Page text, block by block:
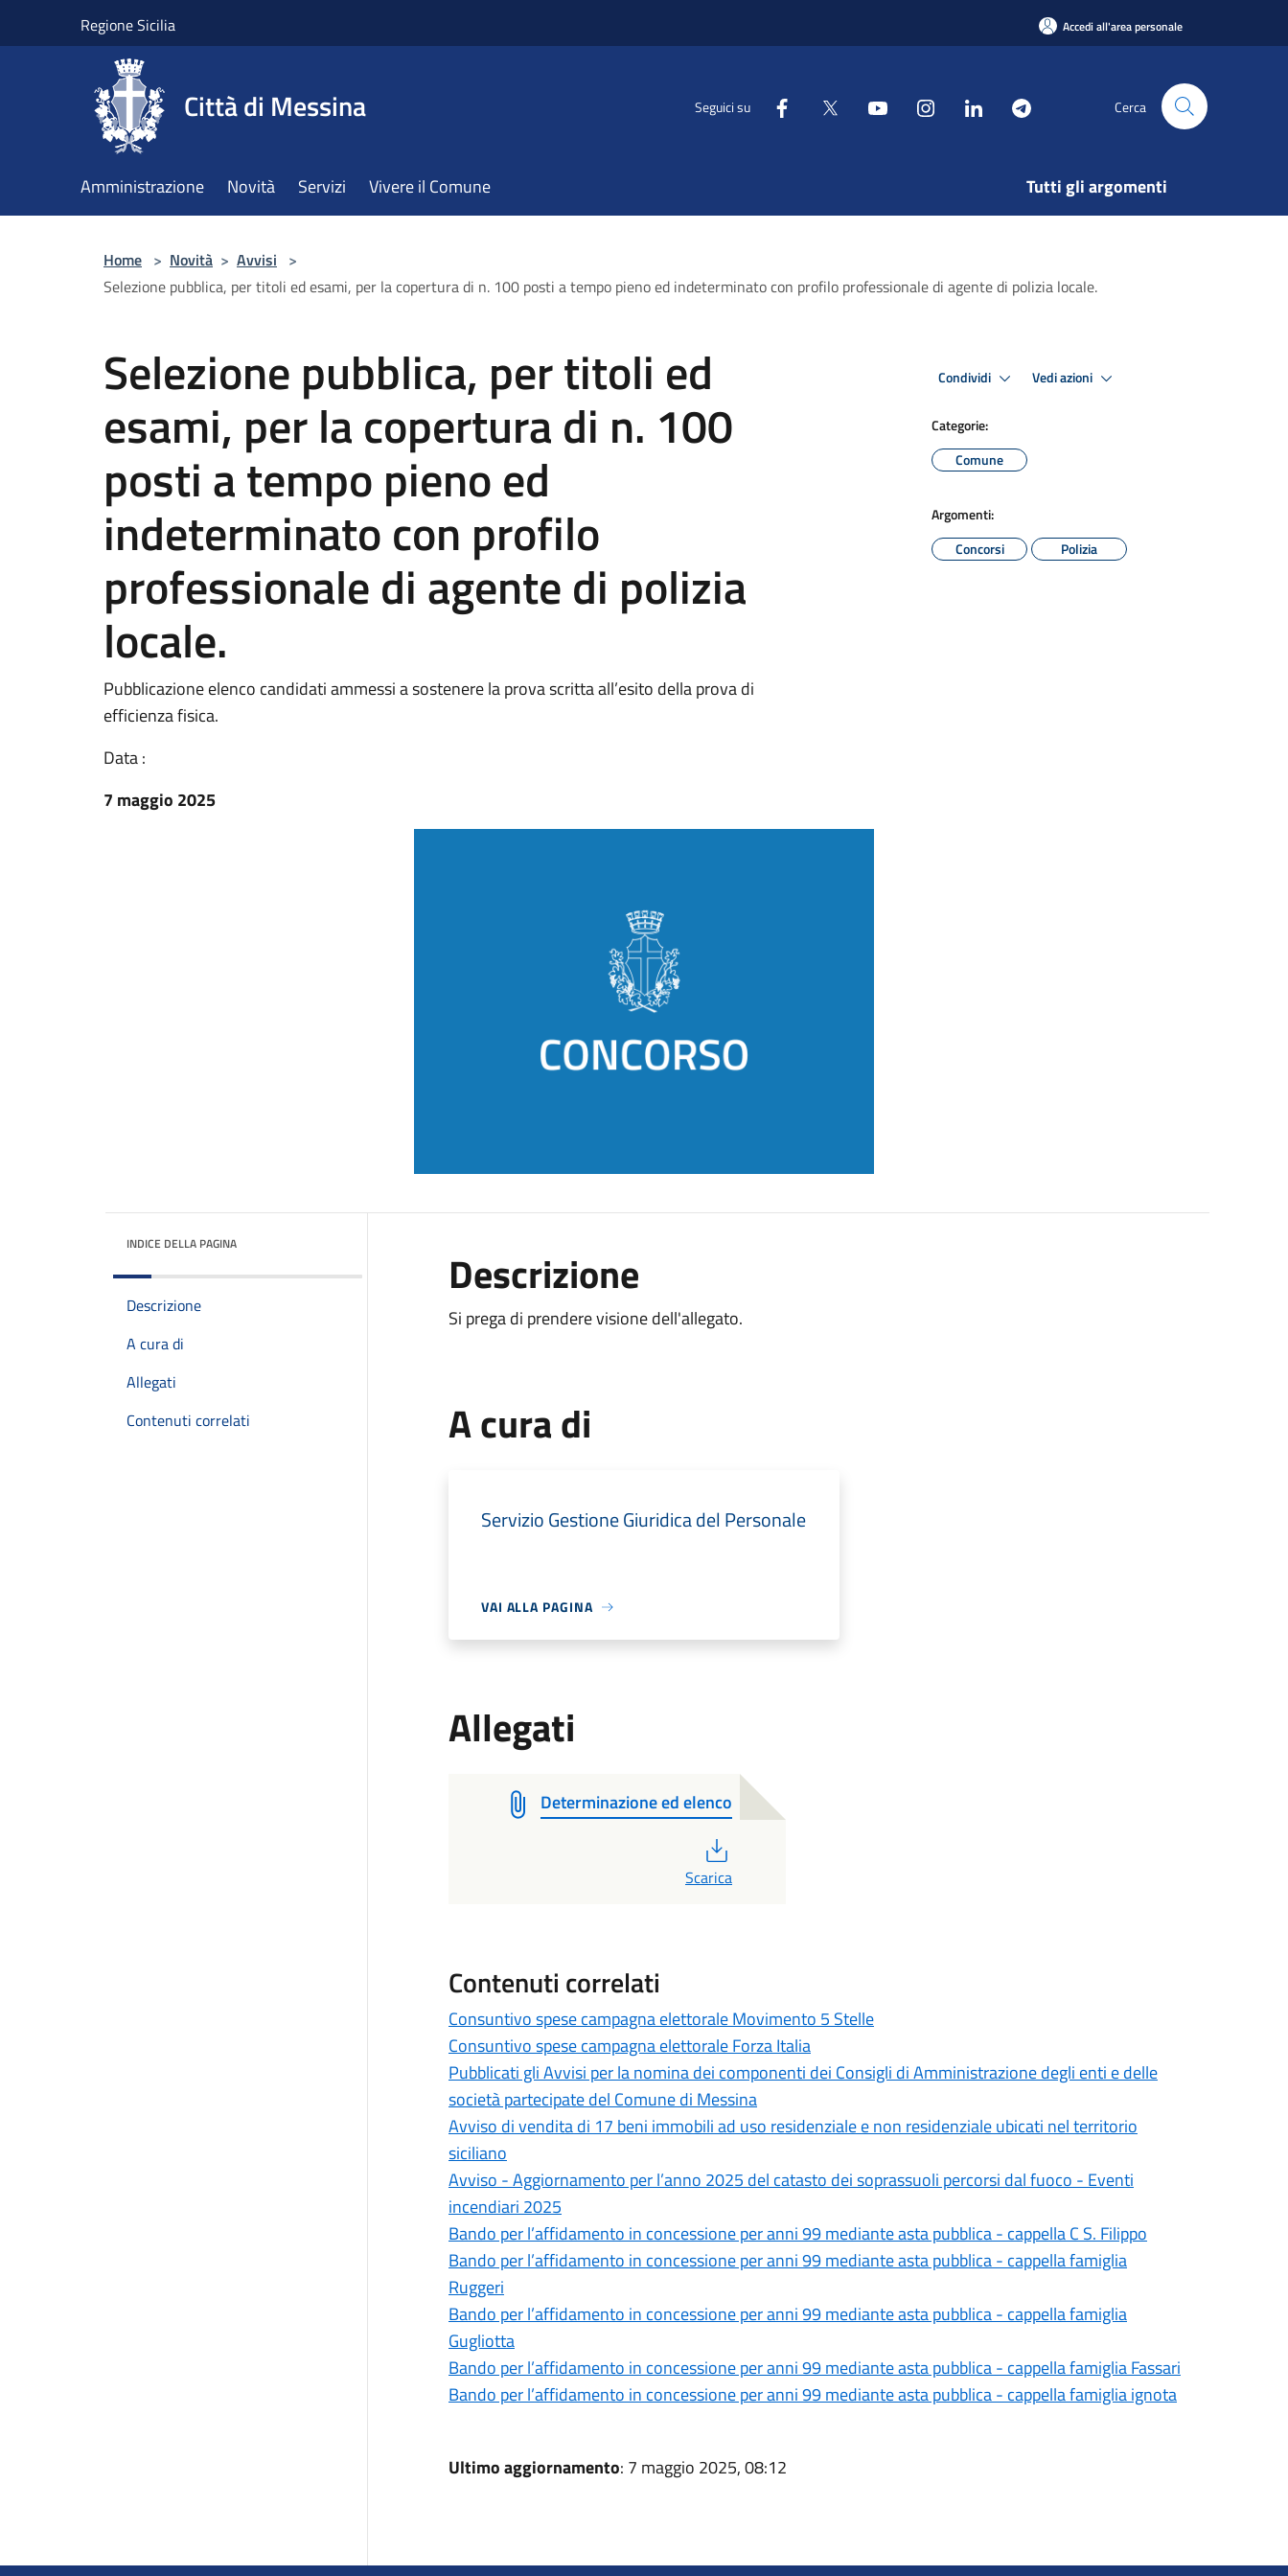
Regione Sicilia Accedi all'area personale
Città di Messina Seguici su Cerca
Amministrazione Novità Servizi Vivere il Comune Tutti gli argomenti
Home > Novità > Avvisi >
Selezione pubblica, per titoli ed esami, per la copertura di n. 100 posti a tempo pieno ed indeterminato con profilo professionale di agente di polizia locale.
Selezione pubblica, per titoli ed
esami, per la copertura di n. 100
posti a tempo pieno ed
indeterminato con profilo
professionale di agente di polizia
locale.
Pubblicazione elenco candidati ammessi a sostenere la prova scritta all’esito della prova di
efficienza fisica.
Data :
7 maggio 2025
Condividi Vedi azioni
Categorie:
Comune
Argomenti:
Concorsi
Polizia
INDICE DELLA PAGINA
Descrizione
A cura di
Allegati
Contenuti correlati
Descrizione
Si prega di prendere visione dell'allegato.
A cura di
Servizio Gestione Giuridica del Personale
VAI ALLA PAGINA
Allegati
Determinazione ed elenco
Scarica
Contenuti correlati
Consuntivo spese campagna elettorale Movimento 5 Stelle
Consuntivo spese campagna elettorale Forza Italia
Pubblicati gli Avvisi per la nomina dei componenti dei Consigli di Amministrazione degli enti e delle
società partecipate del Comune di Messina
Avviso di vendita di 17 beni immobili ad uso residenziale e non residenziale ubicati nel territorio
siciliano
Avviso - Aggiornamento per l’anno 2025 del catasto dei soprassuoli percorsi dal fuoco - Eventi
incendiari 2025
Bando per l’affidamento in concessione per anni 99 mediante asta pubblica - cappella C S. Filippo
Bando per l’affidamento in concessione per anni 99 mediante asta pubblica - cappella famiglia
Ruggeri
Bando per l’affidamento in concessione per anni 99 mediante asta pubblica - cappella famiglia
Gugliotta
Bando per l’affidamento in concessione per anni 99 mediante asta pubblica - cappella famiglia Fassari
Bando per l’affidamento in concessione per anni 99 mediante asta pubblica - cappella famiglia ignota
Ultimo aggiornamento: 7 maggio 2025, 08:12